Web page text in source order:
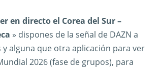
en directo el Corea del Sur –
» dispones de la señal de DAZN a
y alguna que otra aplicación para ver
2026 (fase de grupos), para